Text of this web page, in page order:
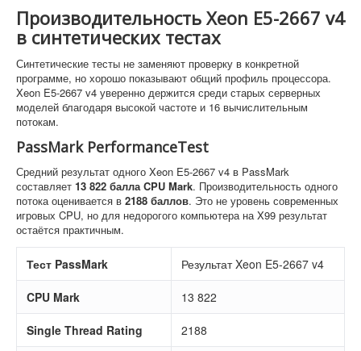
Производительность Xeon E5-2667 v4
в синтетических тестах
Синтетические тесты не заменяют проверку в конкретной
программе, но хорошо показывают общий профиль процессора.
Xeon E5-2667 v4 уверенно держится среди старых серверных
моделей благодаря высокой частоте и 16 вычислительным
потокам.
PassMark PerformanceTest
Средний результат одного Xeon E5-2667 v4 в PassMark
составляет 13 822 балла CPU Mark. Производительность одного
потока оценивается в 2188 баллов. Это не уровень современных
игровых CPU, но для недорогого компьютера на X99 результат
остаётся практичным.
Тест PassMark Результат Xeon E5-2667 v4
CPU Mark 13 822
Single Thread Rating 2188